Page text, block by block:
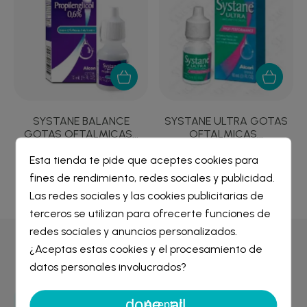
SYSTANE BALANCE
GOTAS OFTALMICAS...
14,52 €
SYSTANE ULTRA GOTAS
OFTALMICAS...
6,79 €
Por qué comprar enFarmacia Liceo
Crear lista de deseos
Nombre de la lista de deseos
Iniciar sesión
Debe iniciar sesión para guardar productos en su lista de
deseos.
Cancelar Iniciar sesión
Esta tienda te pide que aceptes cookies para
fines de rendimiento, redes sociales y publicidad.
Las redes sociales y las cookies publicitarias de
terceros se utilizan para ofrecerte funciones de
redes sociales y anuncios personalizados.
¿Aceptas estas cookies y el procesamiento de
datos personales involucrados?